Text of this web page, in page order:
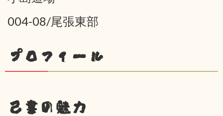
004-08/尾張東部
プロフィール
己書の魅力